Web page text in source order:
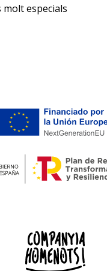
molt especials